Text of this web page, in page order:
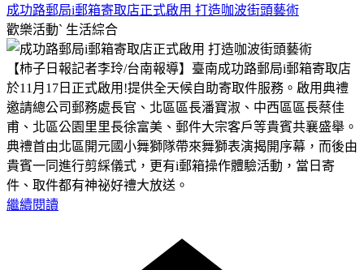
成功路郵局i郵箱寄取店正式啟用 打造咖波街頭藝術
歡樂活動ˋ 生活綜合
【柿子日報記者李玲/台南報導】臺南成功路郵局i郵箱寄取店
於11月17日正式啟用!提供全天候自助寄取件服務。啟用典禮
邀請總公司郵務處長官、北區區長潘寶淑、中西區區長蔡佳
甫、北區公園里里長徐富美、郵件大宗客戶等貴賓共襄盛舉。
典禮首由北區開元國小舞獅隊帶來舞獅表演揭開序幕，而後由
貴賓一同進行剪綵儀式，更有i郵箱操作體驗活動，當日寄
件、取件都有神祕好禮大放送。
繼續閱讀